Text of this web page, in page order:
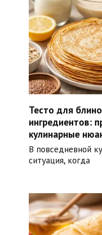
Тесто для
ингредиентов:
кулинарные
В повседневной
ситуация, когда